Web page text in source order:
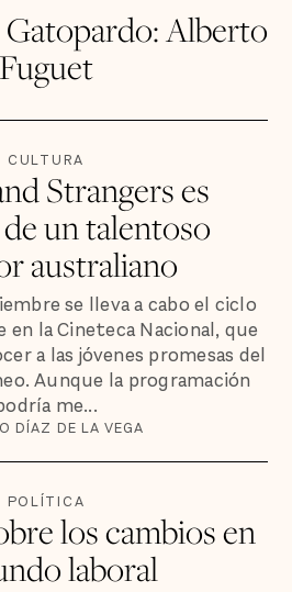
Alberto
Fuguet
CULTURA
Strangers es
un talentoso
australiano
se lleva a cabo el ciclo
la Cineteca Nacional, que
a las jóvenes promesas del
Aunque la programación
me...
DÍAZ DE LA VEGA
POLÍTICA
los cambios en
laboral